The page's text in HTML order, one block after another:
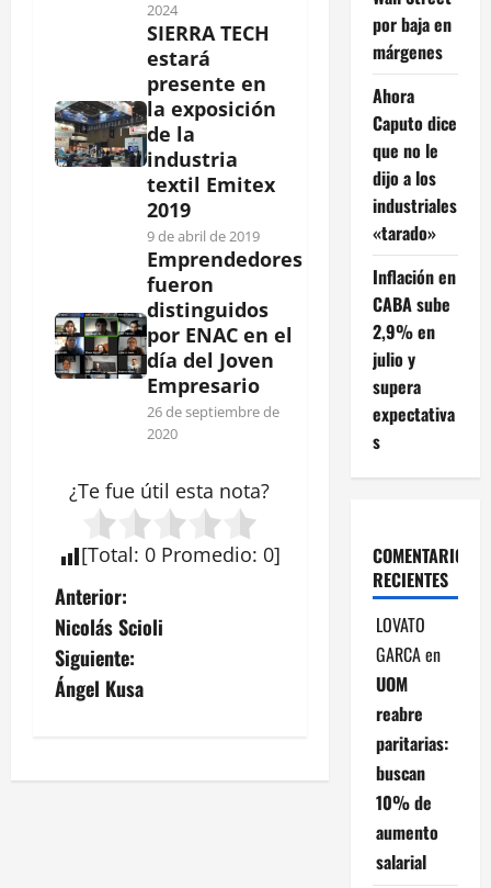
2024
SIERRA TECH
estará
presente en
la exposición
de la
industria
textil Emitex
2019
9 de abril de 2019
Emprendedores
fueron
distinguidos
por ENAC en el
día del Joven
Empresario
26 de septiembre de
2020
¿Te fue útil esta nota?
[Total: 0 Promedio: 0]
N
a
v
g
Anterior:
Nicolás Scioli
Siguiente:
Ángel Kusa
por baja en
márgenes
Ahora
Caputo dice
que no le
dijo a los
industriales
«tarado»
Inflación en
CABA sube
2,9% en
julio y
supera
expectativa
s
COMENTARIOS
RECIENTES
LOVATO
GARCAen
UOM
reabre
paritarias:
buscan
10% de
aumento
salarial